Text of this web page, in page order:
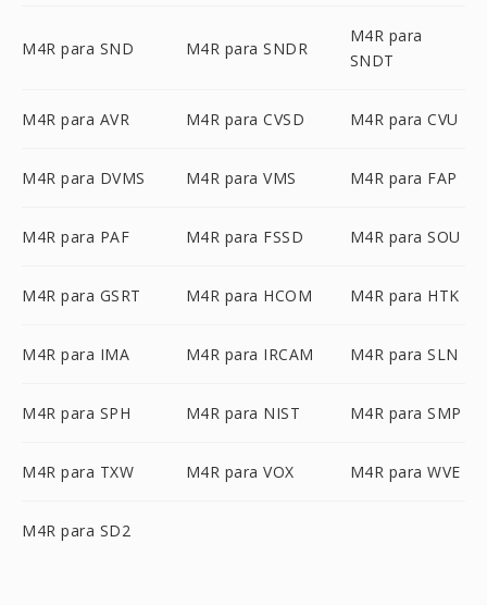
M4R para SND M4R para SNDR
M4R para
SNDT
M4R para AVR M4R para CVSD M4R para CVU
M4R para DVMS M4R para VMS M4R para FAP
M4R para PAF M4R para FSSD M4R para SOU
M4R para GSRT M4R para HCOM M4R para HTK
M4R para IMA M4R para IRCAM M4R para SLN
M4R para SPH M4R para NIST M4R para SMP
M4R para TXW M4R para VOX M4R para WVE
M4R para SD2